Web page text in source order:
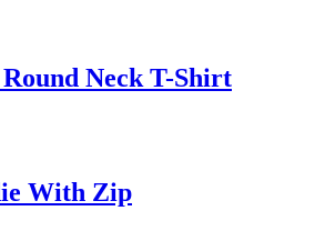
Neck T-Shirt
With Zip